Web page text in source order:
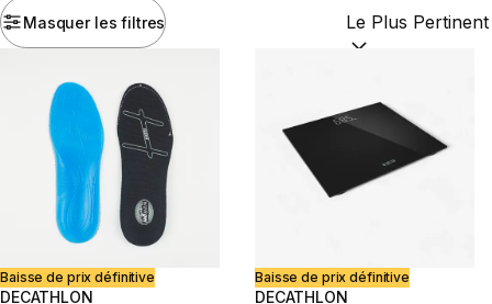
Masquer les filtres Trier par :
Baisse de prix définitive
DECATHLON
Baisse de prix définitive
DECATHLON